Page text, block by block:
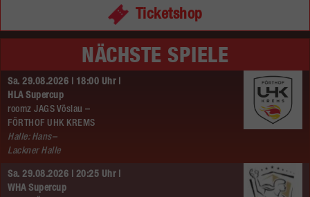
Ticketshop
NÄCHSTE SPIELE
Sa. 29.08.2026 | 18:00 Uhr |
HLA Supercup
roomz JAGS Vöslau –
FÖRTHOF UHK KREMS
Halle: Hans–
Lackner Halle
Sa. 29.08.2026 | 20:25 Uhr |
WHA Supercup